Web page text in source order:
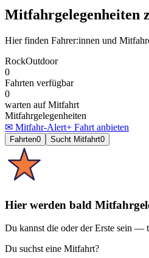
Mitfahrgelegenheiten
Hier finden Fahrer:innen und
RockOutdoor
0
Fahrten verfügbar
0
warten auf Mitfahrt
Mitfahrgelegenheiten
✉ Mitfahr-Alert+ Fahrt anbieten
Fahrten0 Sucht Mitfahrt0
Hier werden bald
Du kannst die oder der Erste sein —
Du suchst eine Mitfahrt?